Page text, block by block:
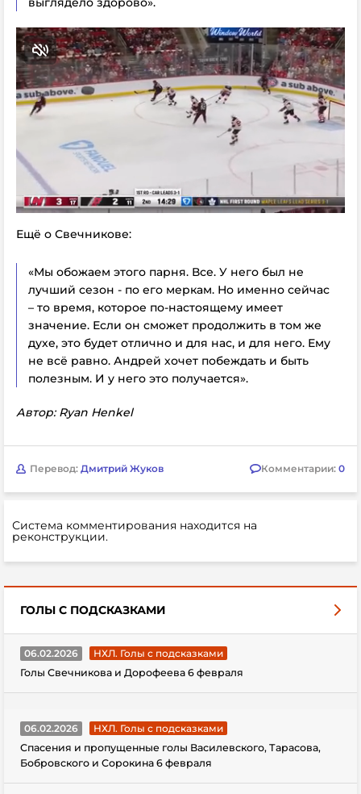
Ещё о Свечникове:
«Мы обожаем этого парня. Все. У него был не
лучший сезон - по его меркам. Но именно сейчас
– то время, которое по-настоящему имеет
значение. Если он сможет продолжить в том же
духе, это будет отлично и для нас, и для него. Ему
не всё равно. Андрей хочет побеждать и быть
полезным. И у него это получается».
Автор: Ryan Henkel
Перевод: Дмитрий Жуков Комментарии: 0
Система комментирования находится на
реконструкции.
ГОЛЫ С ПОДСКАЗКАМИ
06.02.2026
НХЛ. Голы с подсказками
Голы Свечникова и Дорофеева 6 февраля
06.02.2026
НХЛ. Голы с подсказками
Спасения и пропущенные голы Василевского, Тарасова,
Бобровского и Сорокина 6 февраля